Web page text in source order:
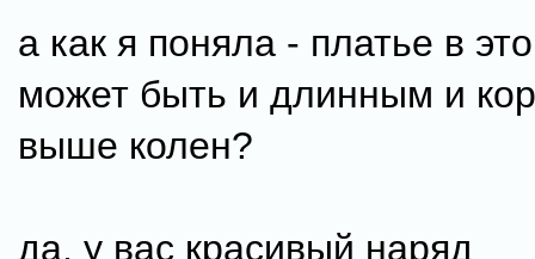
а как я поняла - платье в
может быть и длинным и
выше колен?
да, у вас красивый наряд